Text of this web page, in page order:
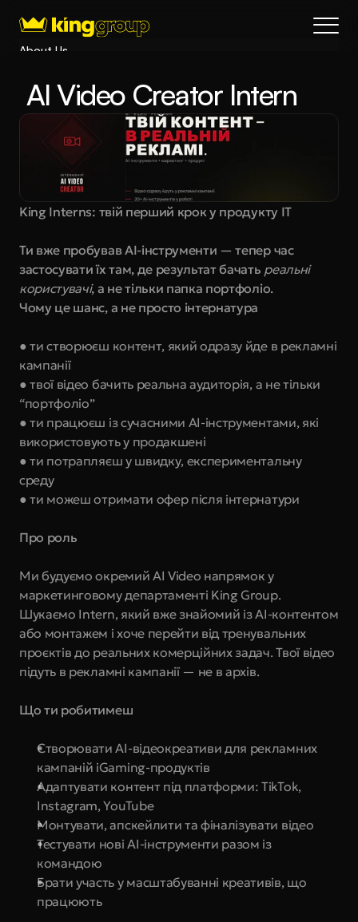
About Us
Services
Process
Coming Soon
King Interns
404
AI Video Creator Intern
King Interns: твій перший крок у продукту IT
Ти вже пробував AI-інструменти — тепер час
застосувати їх там, де результат бачать реальні
користувачі, а не тільки папка портфоліо.
Чому це шанс, а не просто інтернатура
● ти створюєш контент, який одразу йде в рекламні
кампанії
● твої відео бачить реальна аудиторія, а не тільки
“портфоліо”
● ти працюєш із сучасними AI-інструментами, які
використовують у продакшені
● ти потрапляєш у швидку, експериментальну
среду
● ти можеш отримати офер після інтернатури
Про роль
Ми будуємо окремий AI Video напрямок у
маркетинговому департаменті King Group.
Шукаємо Intern, який вже знайомий із AI-контентом
або монтажем і хоче перейти від тренувальних
проєктів до реальних комерційних задач. Твої відео
підуть в рекламні кампанії — не в архів.
Що ти робитимеш
Створювати AI-відеокреативи для рекламних
кампаній iGaming-продуктів
Адаптувати контент під платформи: TikTok,
Instagram, YouTube
Монтувати, апскейлити та фіналізувати відео
Тестувати нові AI-інструменти разом із
командою
Брати участь у масштабуванні креативів, що
працюють